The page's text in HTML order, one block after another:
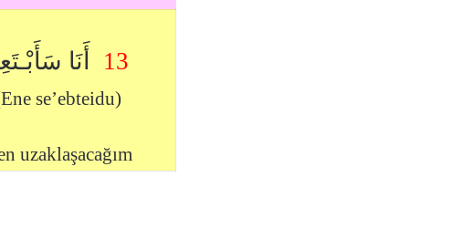
أَنَا 13
se’ebteidu)
uzaklaşacağım